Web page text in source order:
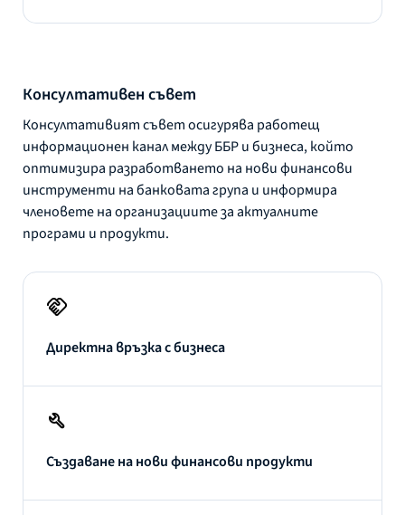
Консултативен съвет
Консултативият съвет осигурява работещ
информационен канал между ББР и бизнеса, който
оптимизира разработването на нови финансови
инструменти на банковата група и информира
членовете на организациите за актуалните
програми и продукти.
Директна връзка с бизнеса
Създаване на нови финансови продукти